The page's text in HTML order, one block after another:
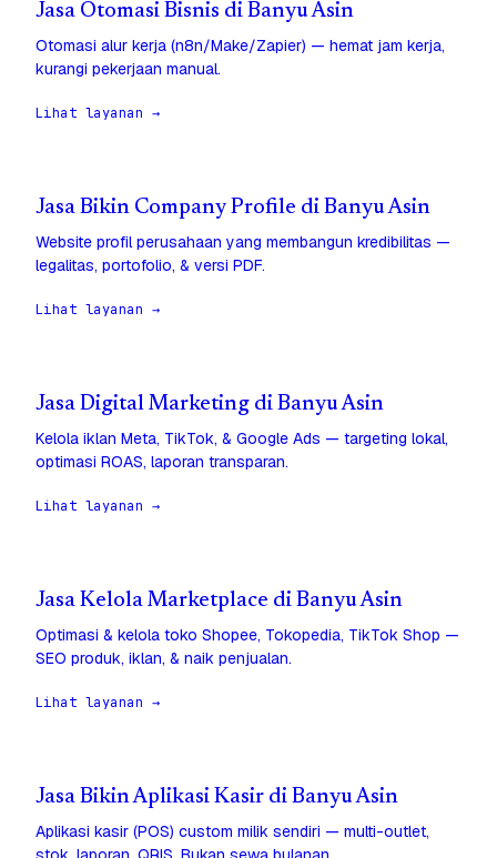
Jasa Otomasi Bisnis di Banyu Asin
Otomasi alur kerja (n8n/Make/Zapier) — hemat jam kerja,
kurangi pekerjaan manual.
Lihat layanan →
Jasa Bikin Company Profile di Banyu Asin
Website profil perusahaan yang membangun kredibilitas —
legalitas, portofolio, & versi PDF.
Lihat layanan →
Jasa Digital Marketing di Banyu Asin
Kelola iklan Meta, TikTok, & Google Ads — targeting lokal,
optimasi ROAS, laporan transparan.
Lihat layanan →
Jasa Kelola Marketplace di Banyu Asin
Optimasi & kelola toko Shopee, Tokopedia, TikTok Shop —
SEO produk, iklan, & naik penjualan.
Lihat layanan →
Jasa Bikin Aplikasi Kasir di Banyu Asin
Aplikasi kasir (POS) custom milik sendiri — multi-outlet,